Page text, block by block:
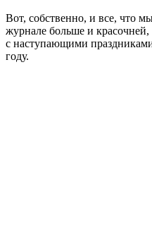
Вот, собственно, и все, что
журнале больше и
с наступающими
году.